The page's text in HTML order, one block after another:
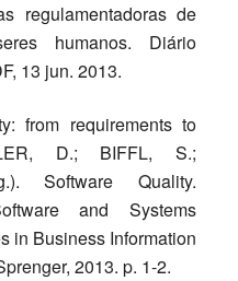
regulamentadoras de
humanos. Diário
13 jun. 2013.
from requirements to
D.; BIFFL, S.;
Software Quality.
and Systems
in Business Information
2013. p. 1-2.